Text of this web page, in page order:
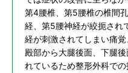
第4腰椎、第5腰椎の椎間
経、第5腰神経が絞扼され
経が刺激されてしまい痛
殿部から大腿後面、下腿
れているため整形外科で